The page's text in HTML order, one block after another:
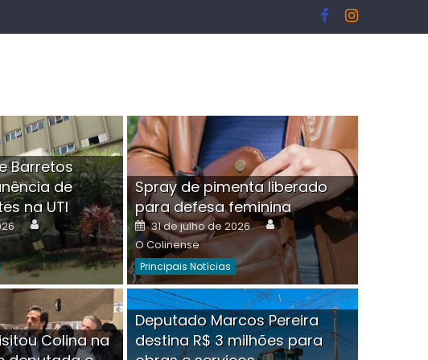
Av. Ângelo Martins Tristão é
criminoso mascarado
Barretos
de
na UTI
Author
Spray de pimenta liberado
para defesa feminina
Posted
on
31 de julho de 2026 Author
O Colinense
Principais Notícias
Colina na
Deputado Marcos Pereira
destina R$ 3 milhões para